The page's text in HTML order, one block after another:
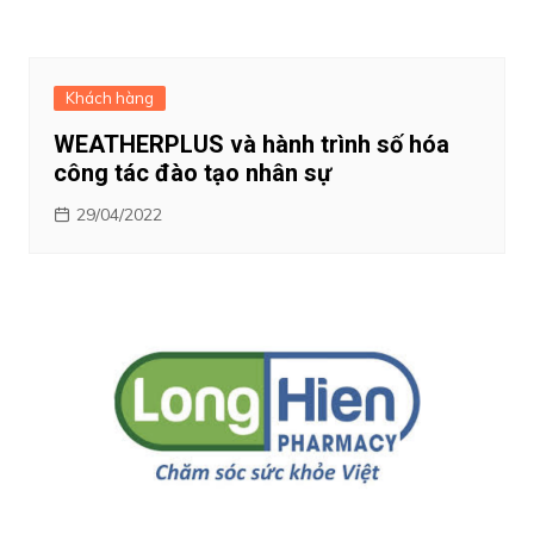
Khách hàng
WEATHERPLUS và hành trình số hóa
công tác đào tạo nhân sự
29/04/2022